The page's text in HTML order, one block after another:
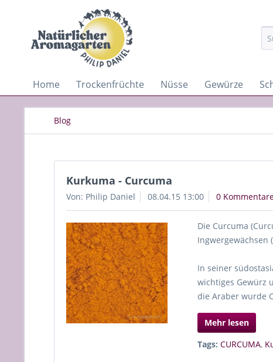
Home Trockenfrüchte Nüsse Gewürze
Blog
Kurkuma - Curcuma
Von: Philip Daniel 08.04.15 13:00 0
Die Curcuma
Ingwergewächsen
In seiner
wichtiges Gewürz
die Araber wurde
Mehr lesen
Tags: CURCUMA,